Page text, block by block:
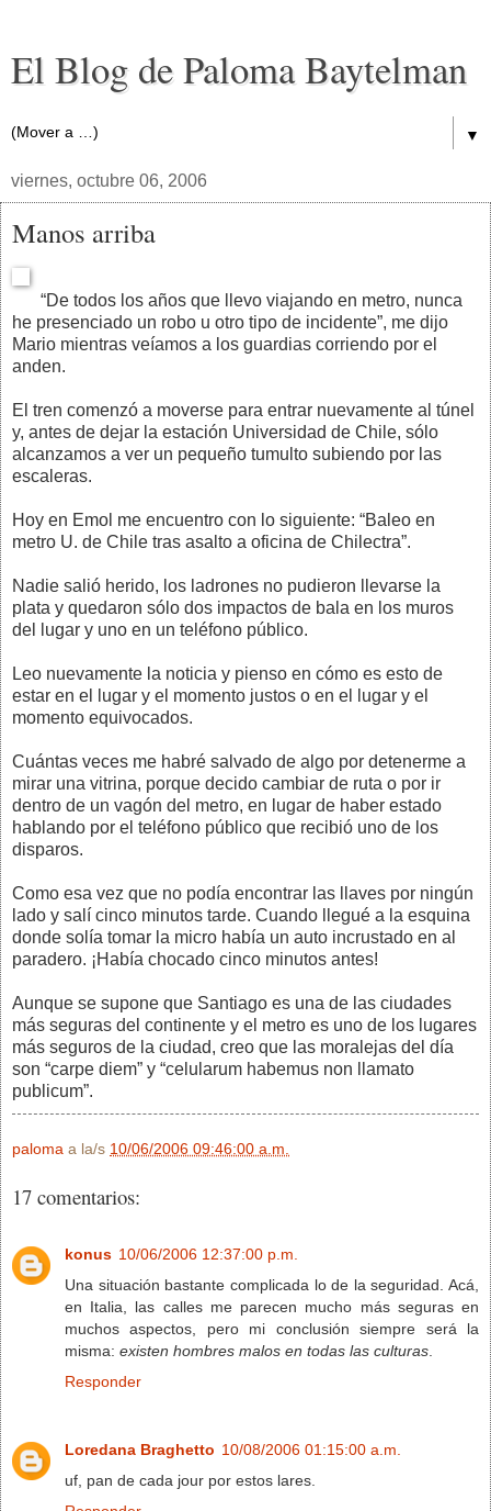
El Blog de Paloma Baytelman
▼
viernes, octubre 06, 2006
Manos arriba
“De todos los años que llevo viajando en metro, nunca
he presenciado un robo u otro tipo de incidente”, me dijo
Mario mientras veíamos a los guardias corriendo por el
anden.
El tren comenzó a moverse para entrar nuevamente al túnel
y, antes de dejar la estación Universidad de Chile, sólo
alcanzamos a ver un pequeño tumulto subiendo por las
escaleras.
Hoy en Emol me encuentro con lo siguiente: “Baleo en
metro U. de Chile tras asalto a oficina de Chilectra”.
Nadie salió herido, los ladrones no pudieron llevarse la
plata y quedaron sólo dos impactos de bala en los muros
del lugar y uno en un teléfono público.
Leo nuevamente la noticia y pienso en cómo es esto de
estar en el lugar y el momento justos o en el lugar y el
momento equivocados.
Cuántas veces me habré salvado de algo por detenerme a
mirar una vitrina, porque decido cambiar de ruta o por ir
dentro de un vagón del metro, en lugar de haber estado
hablando por el teléfono público que recibió uno de los
disparos.
Como esa vez que no podía encontrar las llaves por ningún
lado y salí cinco minutos tarde. Cuando llegué a la esquina
donde solía tomar la micro había un auto incrustado en al
paradero. ¡Había chocado cinco minutos antes!
Aunque se supone que Santiago es una de las ciudades
más seguras del continente y el metro es uno de los lugares
más seguros de la ciudad, creo que las moralejas del día
son “carpe diem” y “celularum habemus non llamato
publicum”.
paloma a la/s 10/06/2006 09:46:00 a.m.
17 comentarios:
konus 10/06/2006 12:37:00 p.m.
Una situación bastante complicada lo de la seguridad. Acá,
en Italia, las calles me parecen mucho más seguras en
muchos aspectos, pero mi conclusión siempre será la
misma: existen hombres malos en todas las culturas
Responder
Loredana Braghetto 10/08/2006 01:15:00 a.m.
uf, pan de cada jour por estos lares.